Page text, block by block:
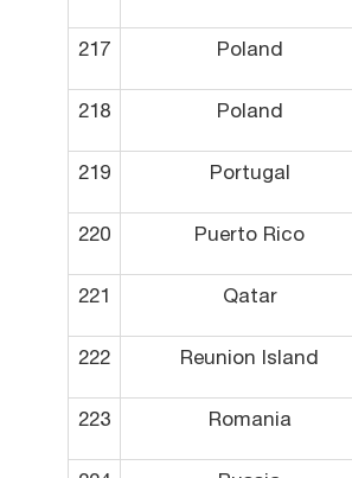
217 Poland
218 Poland
219 Portugal
220 Puerto Rico
221 Qatar
222 Reunion Island
223 Romania